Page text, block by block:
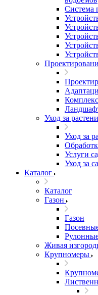
Система
Уход за
Уход за
Услуги
Уход за
Каталог
Каталог
Газон
Газон
Живая
Крупномеры